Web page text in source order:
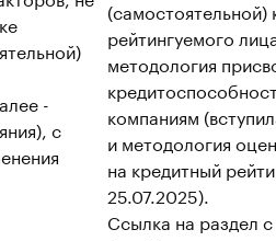
-
с
рейтингуемого
методология
компаниям
и методология
на кредитный
25.07.2025).
Ссылка на раздел